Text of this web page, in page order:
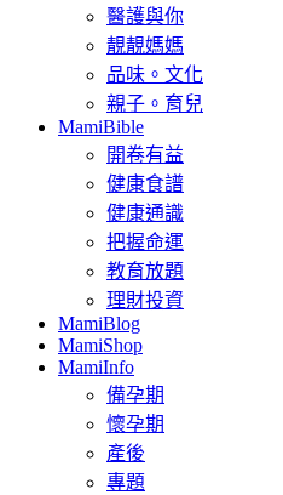
醫護與你
靚靚媽媽
品味。文化
親子。育兒
MamiBible
開卷有益
健康食譜
健康通識
把握命運
教育放題
理財投資
MamiBlog
MamiShop
MamiInfo
備孕期
懷孕期
產後
專題